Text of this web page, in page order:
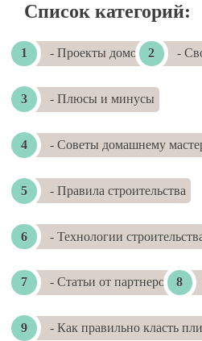
Список категорий:
- Проекты домов -
- Плюсы и минусы
- Советы домашнему
- Правила строительства
- Технологии
- Статьи от партнеров
- Как правильно класть